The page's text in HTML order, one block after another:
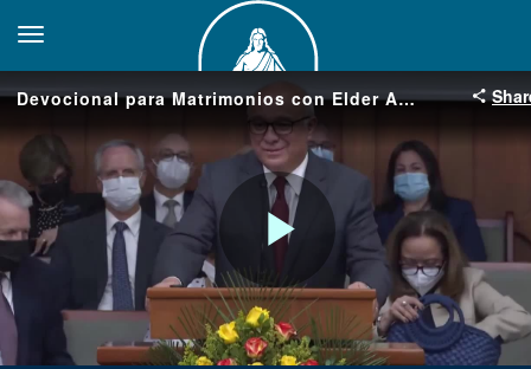
toggle navigation
Devocional para Matrimonios con Elder Andersen (19-11-21)
Play